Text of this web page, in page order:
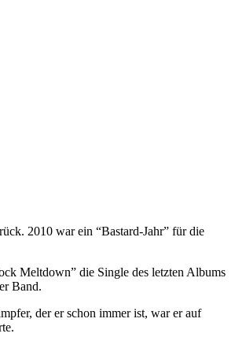
2010 war ein “Bastard-Jahr” für die
Meltdown” die Single des letzten Albums
Band.
der er schon immer ist, war er auf